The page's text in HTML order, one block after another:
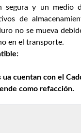
segura y un medio
de
no se mueva
en el transporte.
ua cuentan con el
como refacción.